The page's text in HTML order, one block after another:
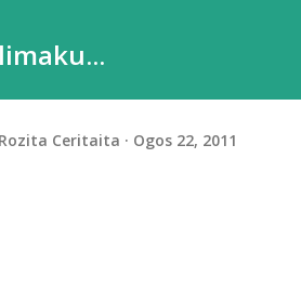
Rozita Ceritaita Ogos 22, 2011